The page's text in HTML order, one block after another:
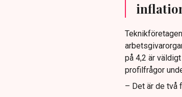
på 4,2 är
profilfrågor
– Det är de två